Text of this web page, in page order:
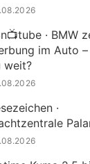
· BMW
im Auto
weit?
·